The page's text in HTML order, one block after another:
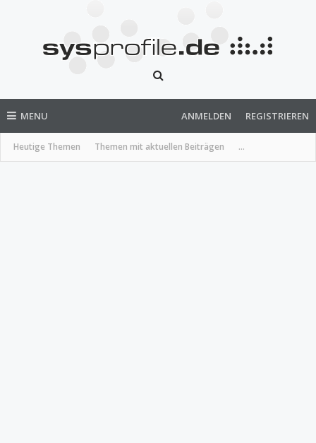
MENU
Heutige Themen Themen mit aktuellen Beiträgen ...
ANMELDEN REGISTRIEREN